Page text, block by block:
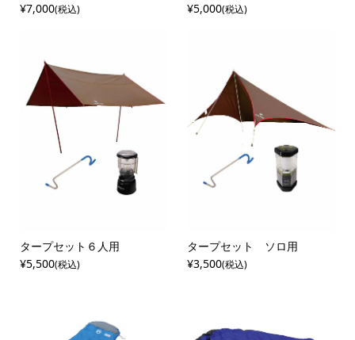
¥7,000(税込)
¥5,000(税込)
タープセット６人用
¥5,500(税込)
タープセット ソロ用
¥3,500(税込)